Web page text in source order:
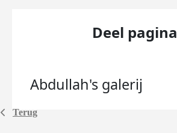
Terug
Deel pagina
Abdullah's galerij